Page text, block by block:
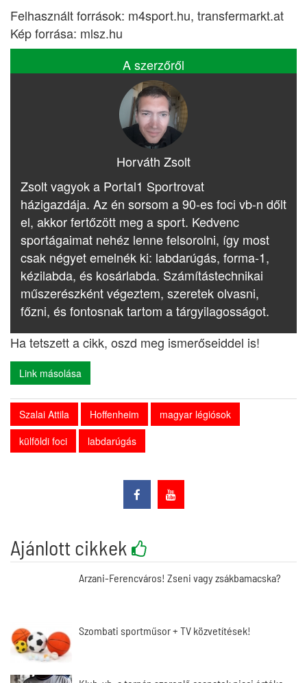
Felhasznált források: m4sport.hu, transfermarkt.at
Kép forrása: mlsz.hu
A szerzőről
Horváth Zsolt
Zsolt vagyok a Portal1 Sportrovat
házigazdája. Az én sorsom a 90-es foci vb-n dőlt
el, akkor fertőzött meg a sport. Kedvenc
sportágaimat nehéz lenne felsorolni, így most
csak négyet emelnék ki: labdarúgás, forma-1,
kézilabda, és kosárlabda. Számítástechnikai
műszerészként végeztem, szeretek olvasni,
főzni, és fontosnak tartom a tárgyilagosságot.
Ha tetszett a cikk, oszd meg ismerőseiddel is!
Link másolása
Szalai Attila Hoffenheim
magyar légiósok
külföldi foci
labdarúgás
Ajánlott cikkek
Arzani-Ferencváros! Zseni vagy zsákbamacska?
Szombati sportműsor + TV közvetítések!